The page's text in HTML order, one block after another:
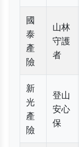
國
泰
產
險
山林
守護
者
新
光
產
險
登山
安心
保